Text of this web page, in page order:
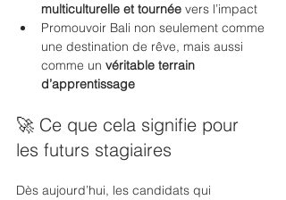
multiculturelle et tournée vers l’impact
Promouvoir Bali non seulement comme
une destination de rêve, mais aussi
comme un véritable terrain
d’apprentissage
🚀 Ce que cela signifie pour
les futurs stagiaires
Dès aujourd’hui, les candidats qui